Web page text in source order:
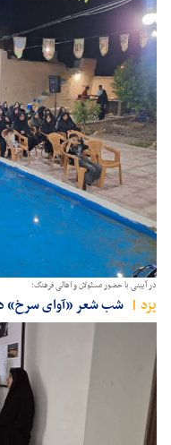
در آیینی با حضور مسئولان و اهالی فرهنگ؛
يزد شب شعر «آوای سرخ»